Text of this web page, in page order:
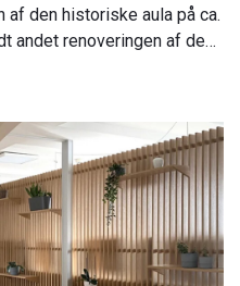
af den historiske aula på ca.
andet renoveringen af de
af en ny